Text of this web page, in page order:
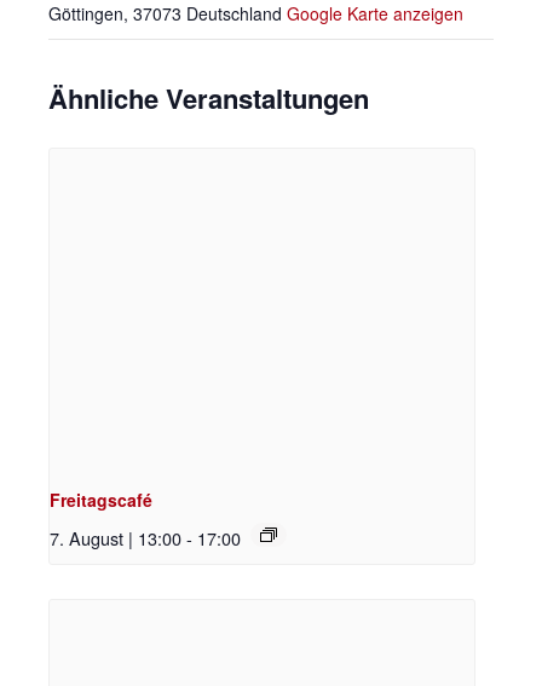
Göttingen, 37073 Deutschland Google Karte anzeigen
Ähnliche Veranstaltungen
Freitagscafé
7. August | 13:00- 17:00